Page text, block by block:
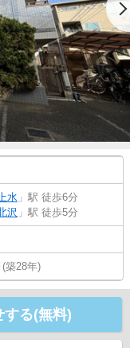
水 」駅 徒歩6分
沢 」駅 徒歩5分
築28年)
する(無料)